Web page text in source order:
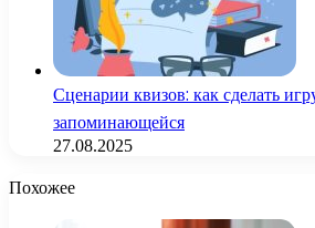
Сценарии квизов: как сделать
запоминающейся
27.08.2025
Похожее